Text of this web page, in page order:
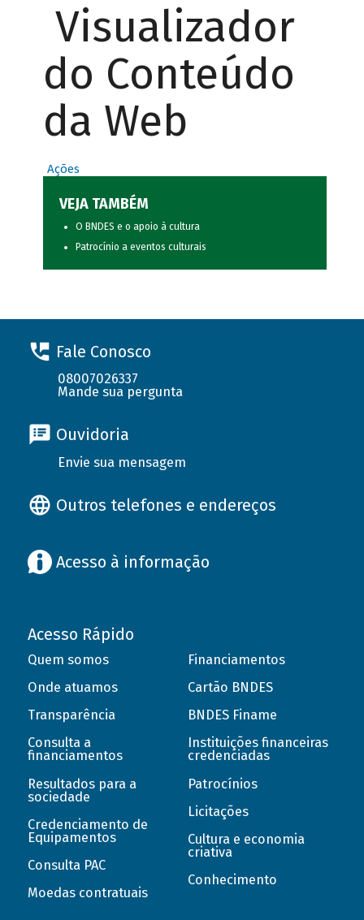
Visualizador
do Conteúdo
da Web
Ações
VEJA TAMBÉM
O BNDES e o apoio à cultura
Patrocínio a eventos culturais
Fale Conosco
08007026337
Mande sua pergunta
Ouvidoria
Envie sua mensagem
Outros telefones e endereços
Acesso à informação
Acesso Rápido
Quem somos
Onde atuamos
Transparência
Consulta a
financiamentos
Resultados para a
sociedade
Credenciamento de
Equipamentos
Consulta PAC
Moedas contratuais
Financiamentos
Cartão BNDES
BNDES Finame
Instituições financeiras
credenciadas
Patrocínios
Licitações
Cultura e economia
criativa
Conhecimento